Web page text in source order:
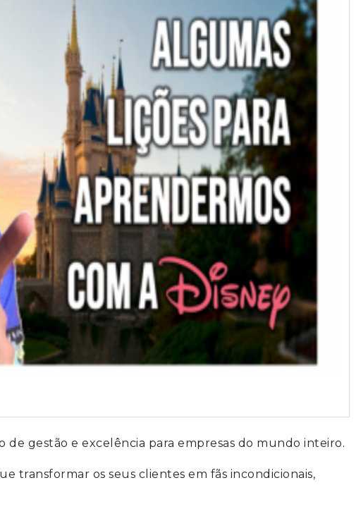
gestão e excelência para empresas do mundo inteiro.
transformar os seus clientes em fãs incondicionais,